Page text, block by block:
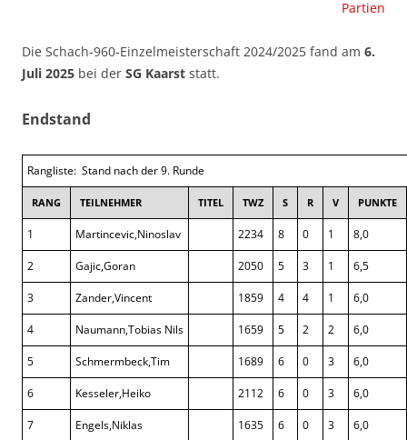
Partien
Die Schach-960-Einzelmeisterschaft 2024/2025 fand am 6.
Juli 2025 bei der SG Kaarst statt.
Endstand
Rangliste: Stand nach der 9. Runde
RANG TEILNEHMER TITEL TWZ S R V PUNKTE
1 Martincevic,Ninoslav 2234 8 0 1 8,0
2 Gajic,Goran 2050 5 3 1 6,5
3 Zander,Vincent 1859 4 4 1 6,0
4 Naumann,Tobias Nils 1659 5 2 2 6,0
5 Schmermbeck,Tim 1689 6 0 3 6,0
6 Kesseler,Heiko 2112 6 0 3 6,0
7 Engels,Niklas 1635 6 0 3 6,0